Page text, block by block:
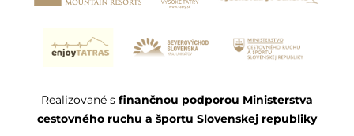
Realizované s finančnou podporou Ministerstva
cestovného ruchu a športu Slovenskej republiky